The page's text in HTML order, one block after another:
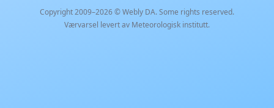
Copyright 2009–2026 ©Webly DA. Some rights reserved.
Værvarsel levert av Meteorologisk institutt.